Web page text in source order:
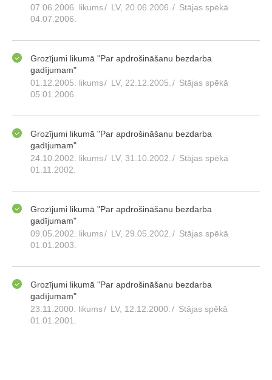
07.06.2006. likums/ LV, 20.06.2006. / Stājas spēkā
04.07.2006.
Grozījumi likumā "Par apdrošināšanu bezdarba
gadījumam"
01.12.2005. likums/ LV, 22.12.2005. / Stājas spēkā
05.01.2006.
Grozījumi likumā "Par apdrošināšanu bezdarba
gadījumam"
24.10.2002. likums/ LV, 31.10.2002. / Stājas spēkā
01.11.2002.
Grozījumi likumā "Par apdrošināšanu bezdarba
gadījumam"
09.05.2002. likums/ LV, 29.05.2002. / Stājas spēkā
01.01.2003.
Grozījumi likumā "Par apdrošināšanu bezdarba
gadījumam"
23.11.2000. likums/ LV, 12.12.2000. / Stājas spēkā
01.01.2001.